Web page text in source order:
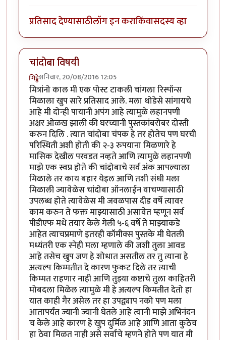
प्रतिसाद देण्यासाठीलॉग इन कराकिंवासदस्य व्हा
चांदोबा विषयी
गिड्डेशनिवार, 20/08/2016 12:05
मित्रांनो काल मी एक पोस्ट टाकली चांगला रिस्पॉन्स
मिळाला खुप सारे प्रतिसाद आले. मला थोडेसे सांगायचे
आहे मी दोन्ही पायानी अपंग आहे त्यामुळे लहानपणी
अक्षर ओळख झाली की घरच्यानी पुस्तकांबरोबर दोस्ती
करुन दिलि . त्यात चांदोबा चंपक हे तर होतेच पण घरची
परिस्थिती अशी होती की २-३ रुपयाना मिळणारे हे
मासिक देखील परवडत नव्हते आणि त्यामुळे लहानपणी
माझे एक स्वप्न होते की चांदोबाचे सर्व अंक आपल्याला
मिळाले तर काय बहार येइल आणि तशी संधी मला
मिळाली ज्यावेळेस चांदोबा ऑनलाईन वाचण्यासाठी
उपलब्ध होते त्यावेळेस मी जवळपास दीड वर्षे त्यावर
काम करुन ते फक्त माझ्यासाठी असावेत म्हणून सर्व
पीडीएफ मधे तयार केले गेली ५-६ वर्षे ते माझ्याकडे
आहेत त्याचप्रमाणे इतरही कॉमीक्स पुस्तके मी घेतली
मध्यंतरी एक स्नेही मला म्हणाले की जशी तुला आवड
आहे तसेच खुप जण हे शोधात असतील तर तु त्याना हे
अत्यल्प किम्मतीत दे कारण फुकट दिले तर त्याची
किम्मत राहणार नाही आणि तुझ्या कष्टाचे तुला काहितरी
मोबदला मिळेल त्यामुळे मी हे अत्यल्प किमतीत देतो हा
यात काही गैर असेल तर हा उपद्व्याप नको पण मला
आतापर्यंत ज्यानी ज्यानी घेतले आहे त्यानी माझे अभिनंदन
च केले आहे कारण हे खुप दुर्मिळ आहे आणि आता कुठेच
हा ठेवा मिळत नाही असे सर्वांचे म्हणने होते पण यात मी